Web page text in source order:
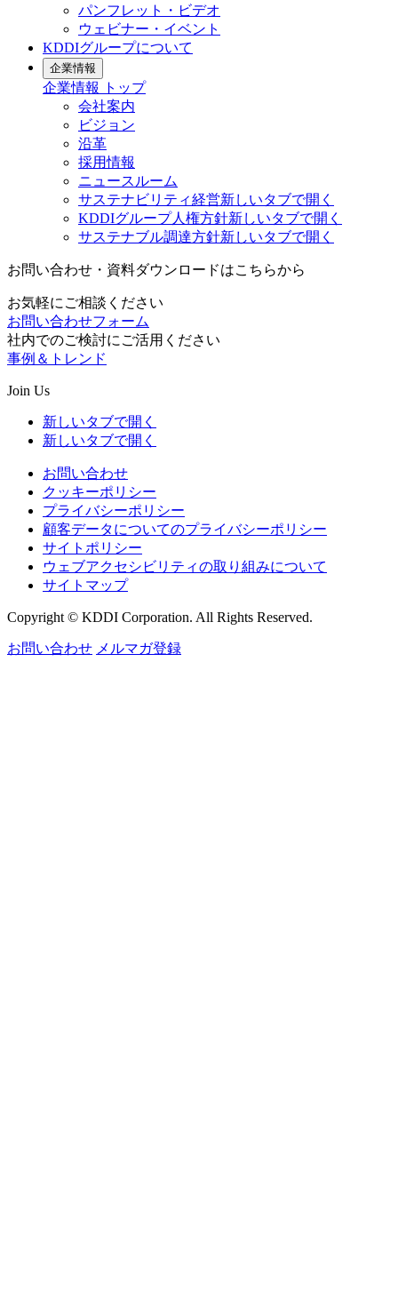
パンフレット・ビデオ
ウェビナー・イベント
KDDIグループについて
企業情報
企業情報
トップ
会社案内
ビジョン
沿革
採用情報
ニュースルーム
サステナビリティ経営新しいタブで開く
KDDIグループ人権方針新しいタブで開く
サステナブル調達方針新しいタブで開く
お問い合わせ・資料ダウンロードはこちらから
お気軽にご相談ください
お問い合わせフォーム
社内でのご検討にご活用ください
事例＆トレンド
Join Us
新しいタブで開く
新しいタブで開く
お問い合わせ
クッキーポリシー
プライバシーポリシー
顧客データについてのプライバシーポリシー
サイトポリシー
ウェブアクセシビリティの取り組みについて
サイトマップ
Copyright © KDDI Corporation. All Rights Reserved.
お問い合わせ メルマガ登録